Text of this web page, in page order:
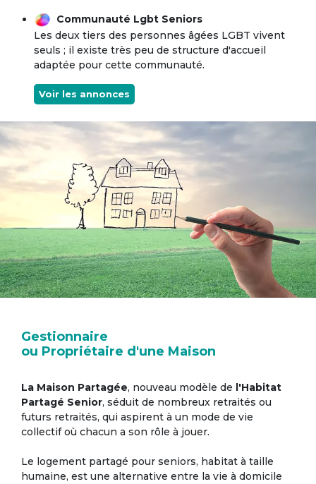
Communauté Lgbt Seniors
Les deux tiers des personnes âgées LGBT vivent
seuls ; il existe très peu de structure d'accueil
adaptée pour cette communauté.
Voir les annonces
Gestionnaire
ou Propriétaire d'une Maison
La Maison Partagée, nouveau modèle de l'Habitat
Partagé Senior, séduit de nombreux retraités ou
futurs retraités, qui aspirent à un mode de vie
collectif où chacun a son rôle à jouer.
Le logement partagé pour seniors, habitat à taille
humaine, est une alternative entre la vie à domicile